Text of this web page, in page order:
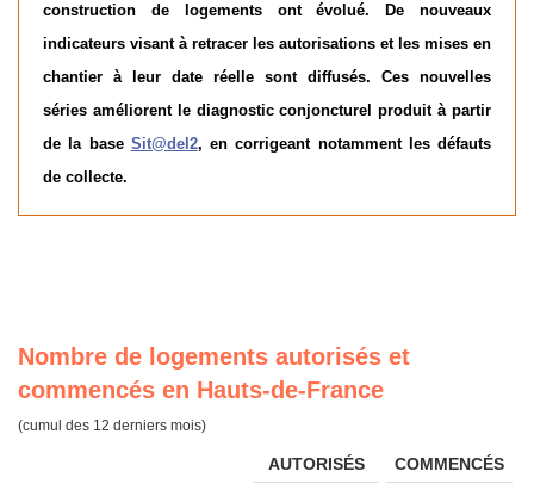
construction de logements ont évolué. De nouveaux
indicateurs visant à retracer les autorisations et les mises en
chantier à leur date réelle sont diffusés. Ces nouvelles
séries améliorent le diagnostic conjoncturel produit à partir
de la base Sit@del2, en corrigeant notamment les défauts
de collecte.
Nombre de logements autorisés et
commencés en Hauts-de-France
(cumul des 12 derniers mois)
AUTORISÉS COMMENCÉS